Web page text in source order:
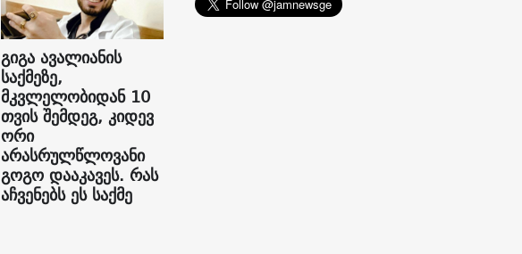
გიგა ავალიანის
საქმეზე,
მკვლელობიდან 10
თვის შემდეგ, კიდევ
ორი
არასრულწლოვანი
გოგო დააკავეს. რას
აჩვენებს ეს საქმე